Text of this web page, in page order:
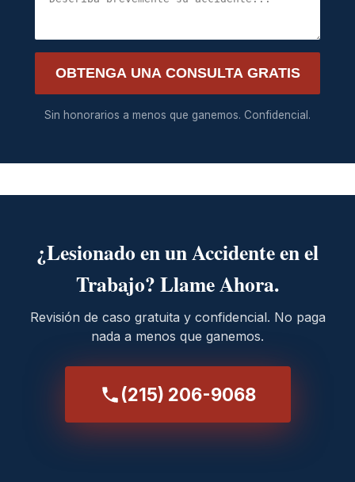
OBTENGA UNA CONSULTA GRATIS
Sin honorarios a menos que ganemos. Confidencial.
¿Lesionado en un Accidente en el
Trabajo? Llame Ahora.
Revisión de caso gratuita y confidencial. No paga
nada a menos que ganemos.
(215) 206-9068